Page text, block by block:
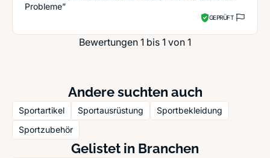
Probleme”
GEPRÜFT
Bewertungen 1 bis 1 von 1
Andere suchten auch
Sportartikel Sportausrüstung
Sportbekleidung
Sportzubehör
Gelistet in Branchen